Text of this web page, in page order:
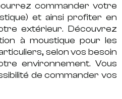
commander votre
et ainsi profiter en
extérieur. Découvrez
à moustique pour les
selon vos besoin
environnement. Vous
de commander vos